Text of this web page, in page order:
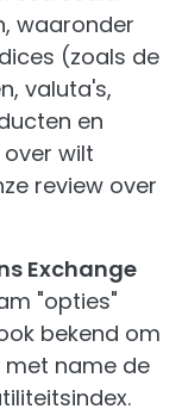
waaronder
(zoals de
valuta's,
en
wilt
review over
Exchange
"opties"
bekend om
name de